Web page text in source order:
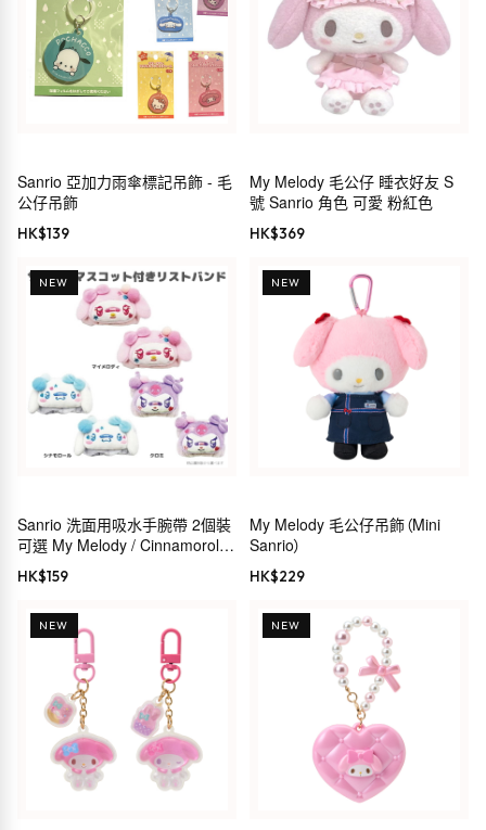
Sanrio 亞加力雨傘標記吊飾 - 毛
公仔吊飾
HK$139
My Melody 毛公仔 睡衣好友 S
號 Sanrio 角色 可愛 粉紅色
HK$369
NEW
Sanrio 洗面用吸水手腕帶 2個裝
可選 My Melody / Cinnamoroll /
Kuromi
HK$159
NEW
My Melody 毛公仔吊飾（Mini
Sanrio）
HK$229
NEW NEW